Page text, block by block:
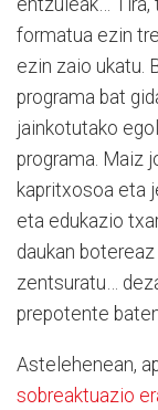
entzuleak… Tira,
formatua ezin
ezin zaio ukatu.
programa bat
jainkotutako
programa. Maiz
kapritxosoa eta
eta edukazio
daukan
zentsuratu…
prepotente
Astelehenean,
sobreaktuazio